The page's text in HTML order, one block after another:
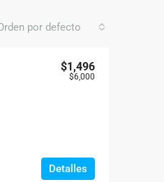
por defecto
$1,496
$6,000
Detalles